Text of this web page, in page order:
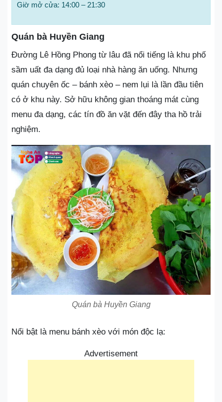
Giờ mở cửa: 14:00 – 21:30
Quán bà Huyền Giang
Đường Lê Hồng Phong từ lâu đã nổi tiếng là khu phố
sầm uất đa dạng đủ loại nhà hàng ăn uống. Nhưng
quán chuyên ốc – bánh xèo – nem lụi là lần đầu tiên
có ở khu này. Sở hữu không gian thoáng mát cùng
menu đa dạng, các tín đồ ăn vặt đến đây tha hồ trải
nghiệm.
Quán bà Huyền Giang
Nổi bật là menu bánh xèo với món độc lạ:
Advertisement